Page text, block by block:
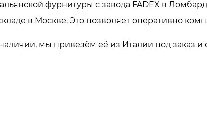
фурнитуры с завода FADEX в
в Москве. Это позволяет оперативно
мы привезём её из Италии под заказ и